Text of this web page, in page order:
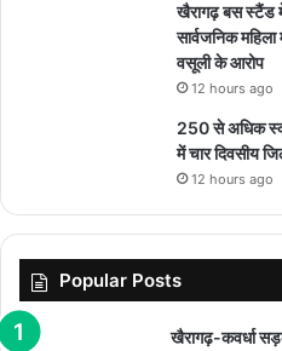
खैरागढ़ बस स्टैंड में
सार्वजनिक
वसूली के आरोप
12 hours ago
250 से अधिक
में चार दिवसीय
12 hours ago
Popular Posts
खैरागढ़-कवर्धा